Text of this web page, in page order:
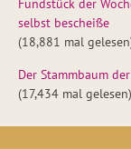
Fundstück der
selbst bescheiße
(18,881 mal
Der Stammbaum
(17,434 mal gelesen)